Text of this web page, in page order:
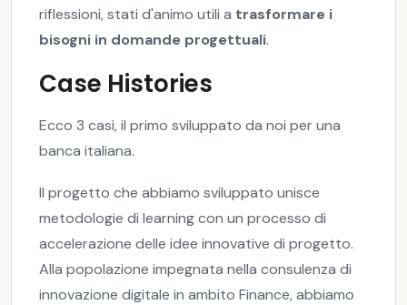
riflessioni, stati d'animo utili a trasformare i
bisogni in domande progettuali.
Case Histories
Ecco 3 casi, il primo sviluppato da noi per una
banca italiana.
Il progetto che abbiamo sviluppato unisce
metodologie di learning con un processo di
accelerazione delle idee innovative di progetto.
Alla popolazione impegnata nella consulenza di
innovazione digitale in ambito Finance, abbiamo